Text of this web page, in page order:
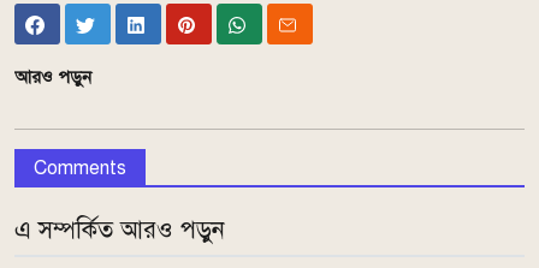
আরও পড়ুন
Comments
এ সম্পর্কিত আরও পড়ুন